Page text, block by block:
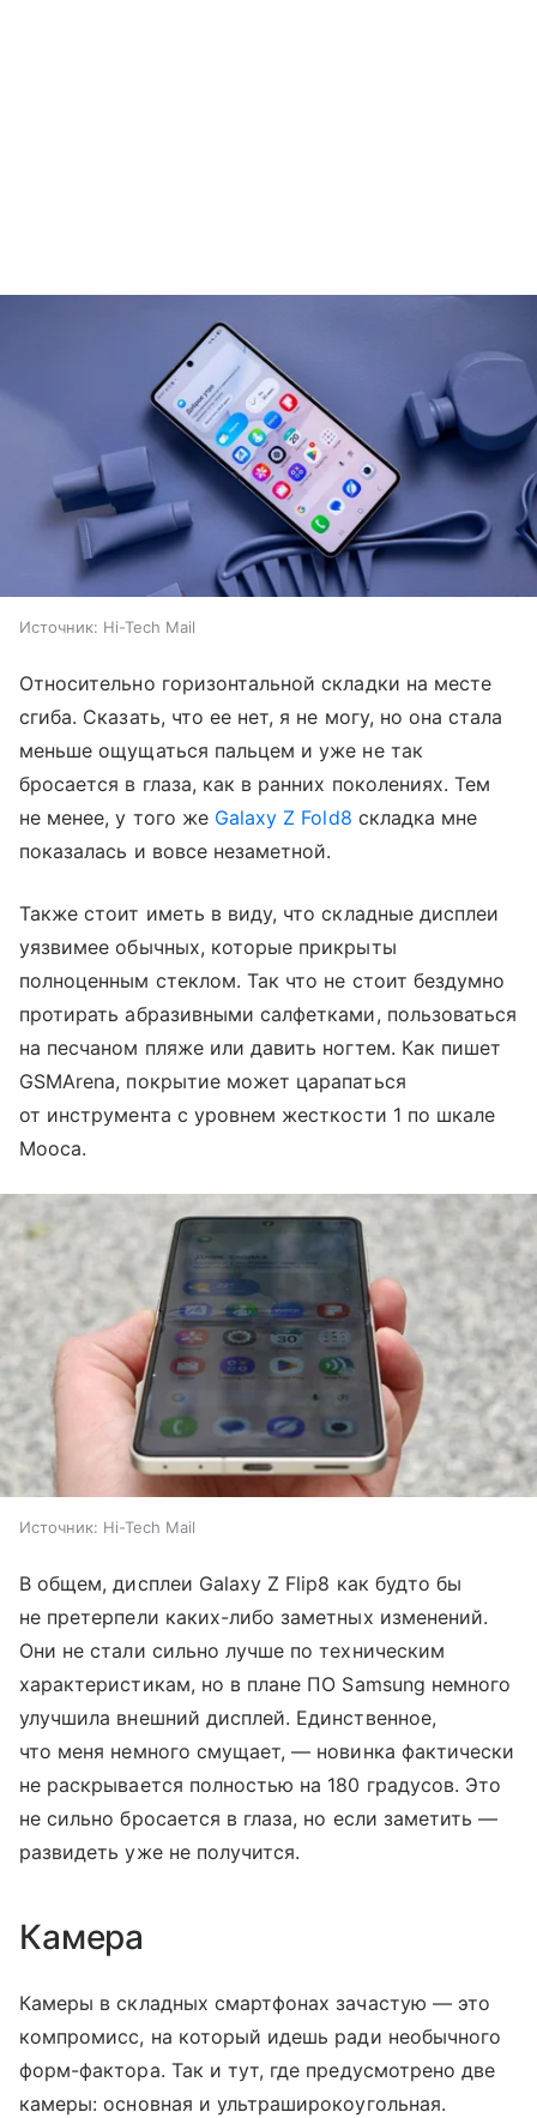
Источник: Hi-Tech Mail
Относительно горизонтальной складки на месте
сгиба. Сказать, что ее нет, я не могу, но она стала
меньше ощущаться пальцем и уже не так
бросается в глаза, как в ранних поколениях. Тем
не менее, у того же Galaxy Z Fold8 складка мне
показалась и вовсе незаметной.
Также стоит иметь в виду, что складные дисплеи
уязвимее обычных, которые прикрыты
полноценным стеклом. Так что не стоит бездумно
протирать абразивными салфетками, пользоваться
на песчаном пляже или давить ногтем. Как пишет
GSMArena, покрытие может царапаться
от инструмента с уровнем жесткости 1 по шкале
Мооса.
Источник: Hi-Tech Mail
В общем, дисплеи Galaxy Z Flip8 как будто бы
не претерпели каких-либо заметных изменений.
Они не стали сильно лучше по техническим
характеристикам, но в плане ПО Samsung немного
улучшила внешний дисплей. Единственное,
что меня немного смущает, — новинка фактически
не раскрывается полностью на 180 градусов. Это
не сильно бросается в глаза, но если заметить —
развидеть уже не получится.
Камера
Камеры в складных смартфонах зачастую — это
компромисс, на который идешь ради необычного
форм-фактора. Так и тут, где предусмотрено две
камеры: основная и ультраширокоугольная.